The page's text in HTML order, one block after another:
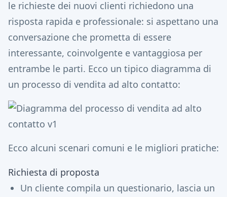
le richieste dei nuovi clienti richiedono una
risposta rapida e professionale: si aspettano una
conversazione che prometta di essere
interessante, coinvolgente e vantaggiosa per
entrambe le parti. Ecco un tipico diagramma di
un processo di vendita ad alto contatto:
Ecco alcuni scenari comuni e le migliori pratiche:
Richiesta di proposta
Un cliente compila un questionario, lascia un